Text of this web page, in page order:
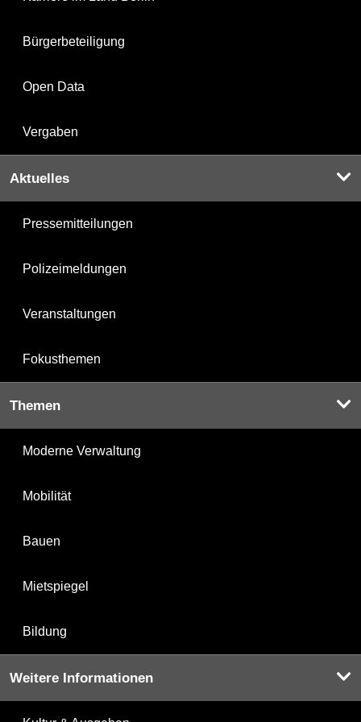
Bürgerbeteiligung
Open Data
Vergaben
Aktuelles
Pressemitteilungen
Polizeimeldungen
Veranstaltungen
Fokusthemen
Themen
Moderne Verwaltung
Mobilität
Bauen
Mietspiegel
Bildung
Weitere Informationen